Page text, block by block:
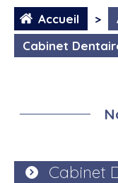
Accueil >
Cabinet
Cabinet